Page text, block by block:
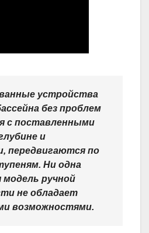
устройства
без проблем
с поставленными
и
передвигаются по
Ни одна
модель ручной
не обладает
возможностями.